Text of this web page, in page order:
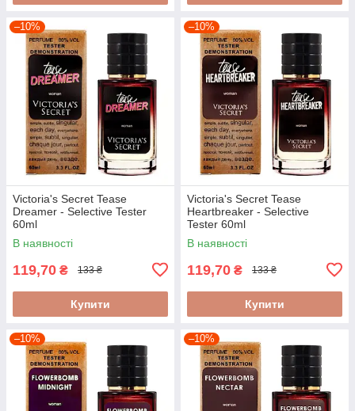
–10%
Victoria's Secret Tease
Dreamer - Selective Tester
60ml
В наявності
119,70 ₴ 133 ₴
Купити
–10%
Victoria's Secret Tease
Heartbreaker - Selective
Tester 60ml
В наявності
119,70 ₴ 133 ₴
Купити
–10% –10%